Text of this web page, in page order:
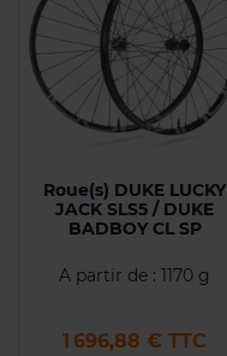
Roue(s) DUKE LUCKY
JACK SLS5 / DUKE
BADBOY CL SP
A partir de : 1170 g
Prix
1 696,88 € TTC